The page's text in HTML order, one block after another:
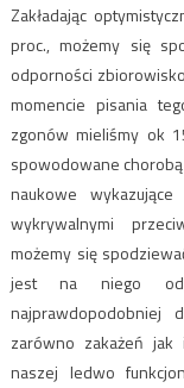
Zakładając
proc., możemy się
odporności
momencie pisania
zgonów mieliśmy ok
spowodowane
naukowe
wykrywalnymi
możemy się
jest na niego
najprawdopodobniej
zarówno zakażeń
naszej ledwo